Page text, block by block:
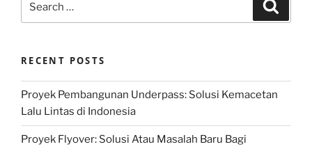
for:
RECENT POSTS
Proyek Pembangunan Underpass: Solusi Kemacetan
Lalu Lintas di Indonesia
Proyek Flyover: Solusi Atau Masalah Baru Bagi